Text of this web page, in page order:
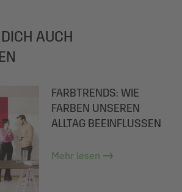
AUCH
FARBTRENDS: WIE
FARBEN UNSEREN
ALLTAG BEEINFLUSSEN
Mehr lesen